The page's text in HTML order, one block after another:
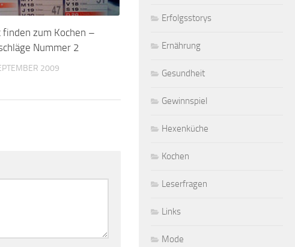
finden zum Kochen –
Nummer 2
2009
Erfolgsstorys
Ernährung
Gesundheit
Gewinnspiel
Hexenküche
Kochen
Leserfragen
Links
Mode